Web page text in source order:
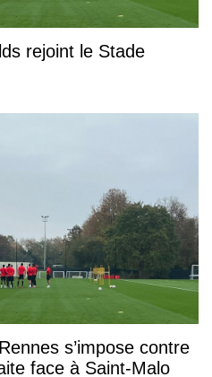
rejoint le Stade
s’impose contre
face à Saint-Malo